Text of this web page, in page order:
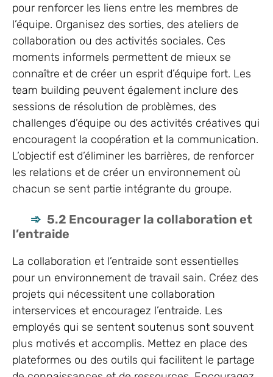
pour renforcer les liens entre les membres de
l’équipe. Organisez des sorties, des ateliers de
collaboration ou des activités sociales. Ces
moments informels permettent de mieux se
connaître et de créer un esprit d’équipe fort. Les
team building peuvent également inclure des
sessions de résolution de problèmes, des
challenges d’équipe ou des activités créatives qui
encouragent la coopération et la communication.
L’objectif est d’éliminer les barrières, de renforcer
les relations et de créer un environnement où
chacun se sent partie intégrante du groupe.
5.2 Encourager la collaboration et
l’entraide
La collaboration et l’entraide sont essentielles
pour un environnement de travail sain. Créez des
projets qui nécessitent une collaboration
interservices et encouragez l’entraide. Les
employés qui se sentent soutenus sont souvent
plus motivés et accomplis. Mettez en place des
plateformes ou des outils qui facilitent le partage